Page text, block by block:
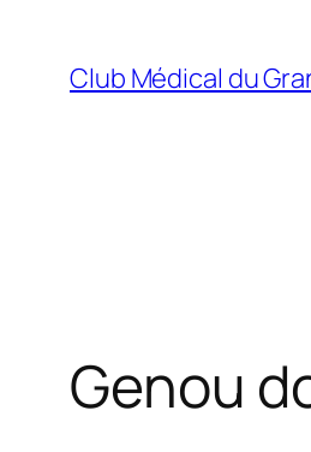
contenu
Club Médical du
Genou